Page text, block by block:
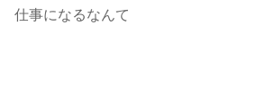
仕事になるなんて